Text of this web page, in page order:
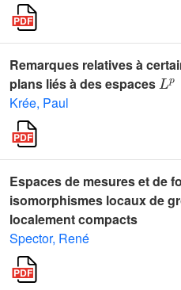
Remarques relatives à
plans liés à des espaces
Lp
Krée, Paul
Espaces de mesures et de
isomorphismes locaux de
localement compacts
Spector, René